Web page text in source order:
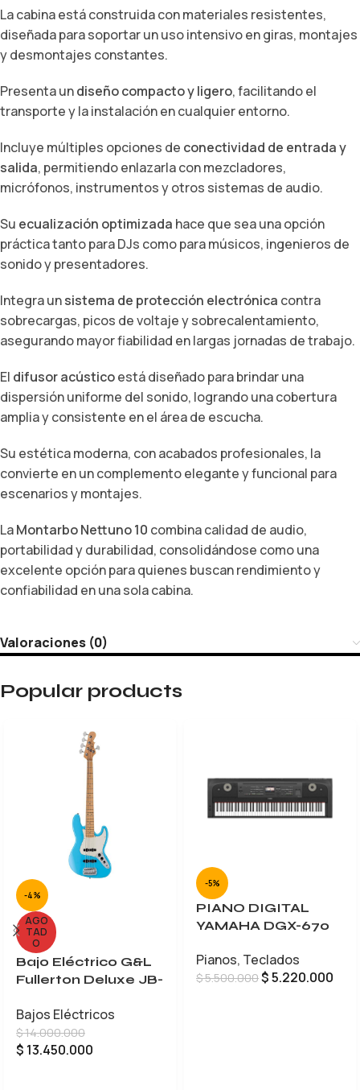
La cabina está construida con materiales resistentes,
diseñada para soportar un uso intensivo en giras, montajes
y desmontajes constantes.
Presenta undiseño compacto y ligero, facilitando el
transporte y la instalación en cualquier entorno.
Incluye múltiples opciones de conectividad de entrada y
salida, permitiendo enlazarla con mezcladores,
micrófonos, instrumentos y otros sistemas de audio.
Su ecualización optimizada hace que sea una opción
práctica tanto para DJs como para músicos, ingenieros de
sonido y presentadores.
Integra unsistema de protección electrónica contra
sobrecargas, picos de voltaje y sobrecalentamiento,
asegurando mayor fiabilidad en largas jornadas de trabajo.
El difusor acústicoestá diseñado para brindar una
dispersión uniforme del sonido, logrando una cobertura
amplia y consistente en el área de escucha.
Su estética moderna, con acabados profesionales, la
convierte en un complemento elegante y funcional para
escenarios y montajes.
LaMontarbo Nettuno 10 combina calidad de audio,
portabilidad y durabilidad, consolidándose como una
excelente opción para quienes buscan rendimiento y
confiabilidad en una sola cabina.
Valoraciones (0)
Popular products
-4%
AGO
TAD
O
Bajo Eléctrico G&L
Fullerton Deluxe JB-
Bajos Eléctricos
$14.000.000
$ 13.450.000
-5%
PIANO DIGITAL
YAMAHA DGX-670
Pianos, Teclados
$5.500.000$5.220.000